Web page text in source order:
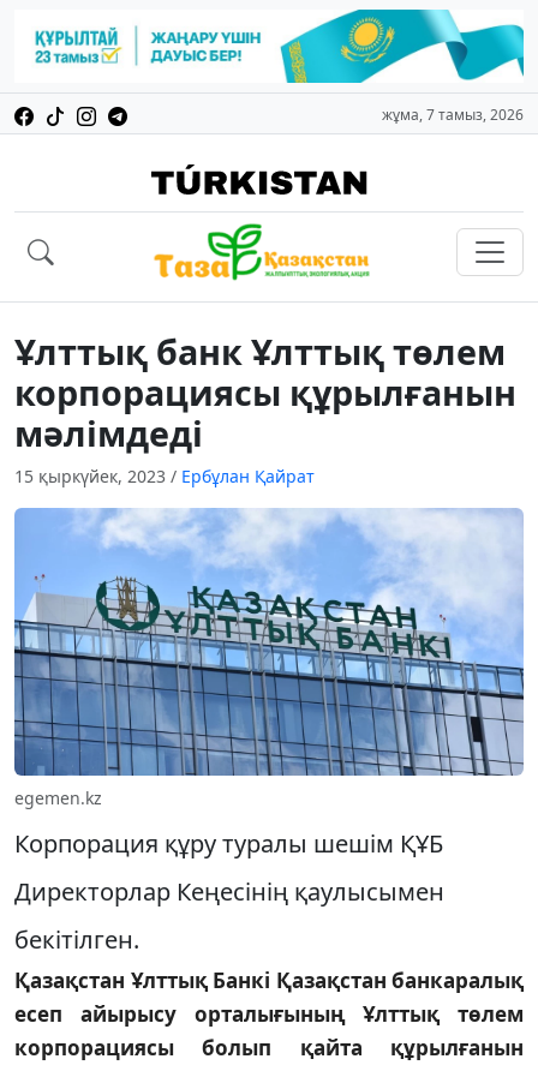
жұма, 7 тамыз, 2026
Ұлттық банк Ұлттық төлем
корпорациясы құрылғанын
мәлімдеді
15 қыркүйек, 2023 / Ербұлан Қайрат
egemen.kz
Корпорация құру туралы шешім ҚҰБ
Директорлар Кеңесінің қаулысымен
бекітілген.
Қазақстан Ұлттық Банкі Қазақстан банкаралық
есеп айырысу орталығының Ұлттық төлем
корпорациясы болып қайта құрылғанын